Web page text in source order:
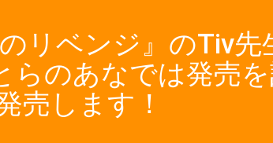
リベンジ』のTiv先
のあなでは発売
売します！